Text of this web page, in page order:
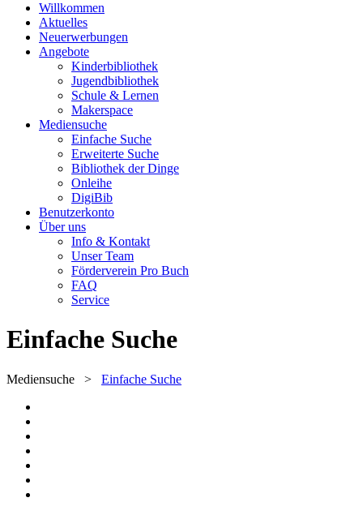
Willkommen
Aktuelles
Neuerwerbungen
Angebote
Kinderbibliothek
Jugendbibliothek
Schule & Lernen
Makerspace
Mediensuche
Einfache Suche
Erweiterte Suche
Bibliothek der Dinge
Onleihe
DigiBib
Benutzerkonto
Über uns
Info & Kontakt
Unser Team
Förderverein Pro Buch
FAQ
Service
Einfache Suche
Mediensuche > Einfache Suche